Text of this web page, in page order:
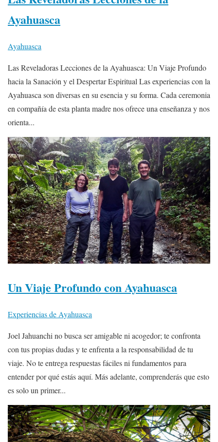
Ayahuasca
Ayahuasca
Las Reveladoras Lecciones de la Ayahuasca: Un Viaje Profundo
hacia la Sanación y el Despertar Espiritual Las experiencias con la
Ayahuasca son diversas en su esencia y su forma. Cada ceremonia
en compañía de esta planta madre nos ofrece una enseñanza y nos
orienta...
Un Viaje Profundo con Ayahuasca
Experiencias de Ayahuasca
Joel Jahuanchi no busca ser amigable ni acogedor; te confronta
con tus propias dudas y te enfrenta a la responsabilidad de tu
viaje. No te entrega respuestas fáciles ni fundamentos para
entender por qué estás aquí. Más adelante, comprenderás que esto
es solo un primer...